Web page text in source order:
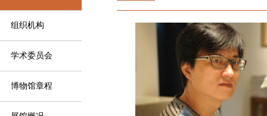
组织机构
学术委员会
博物馆章程